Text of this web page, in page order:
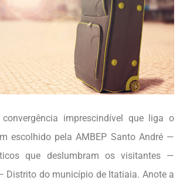
imprescindível que liga o
escolhido pela AMBEP Santo André —
que deslumbram os visitantes —
Distrito do município de Itatiaia. Anote a